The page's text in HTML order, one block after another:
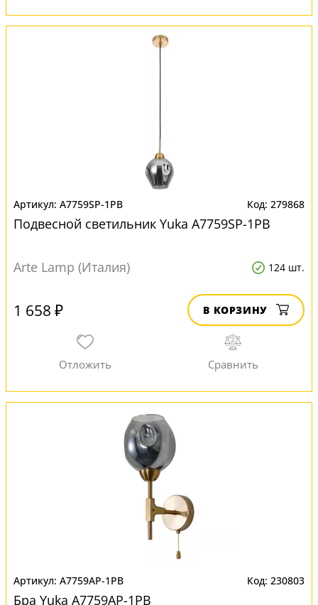
A7759SP-1PB 279868
Подвесной светильник Yuka A7759SP-1PB
Arte Lamp (Италия) 124 шт.
1 658 ₽ В КОРЗИНУ
A7759AP-1PB 230803
Бра Yuka A7759AP-1PB